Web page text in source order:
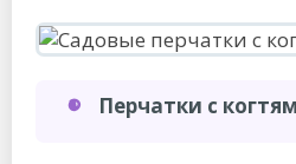
Перчатки с